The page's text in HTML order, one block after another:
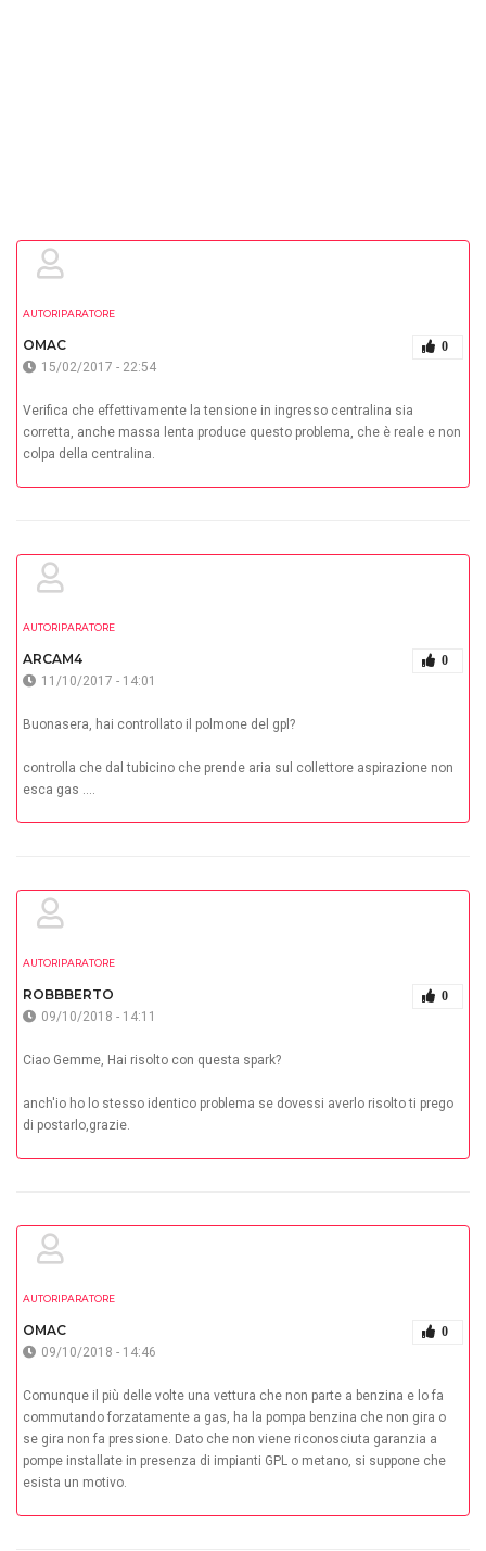
AUTORIPARATORE
OMAC 0
15/02/2017 - 22:54
Verifica che effettivamente la tensione in ingresso centralina sia
corretta, anche massa lenta produce questo problema, che è reale e non
colpa della centralina.
AUTORIPARATORE
ARCAM4 0
11/10/2017 - 14:01
Buonasera, hai controllato il polmone del gpl?
controlla che dal tubicino che prende aria sul collettore aspirazione non
esca gas ....
AUTORIPARATORE
ROBBBERTO 0
09/10/2018 - 14:11
Ciao Gemme, Hai risolto con questa spark?
anch'io ho lo stesso identico problema se dovessi averlo risolto ti prego
di postarlo,grazie.
AUTORIPARATORE
OMAC 0
09/10/2018 - 14:46
Comunque il più delle volte una vettura che non parte a benzina e lo fa
commutando forzatamente a gas, ha la pompa benzina che non gira o
se gira non fa pressione. Dato che non viene riconosciuta garanzia a
pompe installate in presenza di impianti GPL o metano, si suppone che
esista un motivo.